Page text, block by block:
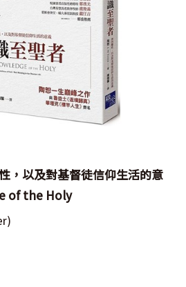
，以及對基督徒信仰生活的意
of the Holy